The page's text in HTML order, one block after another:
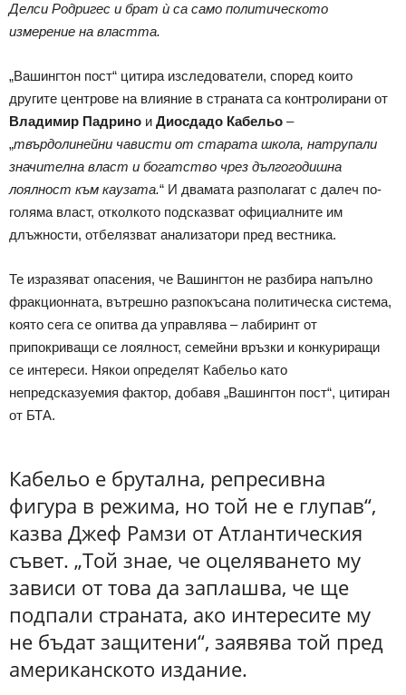
Делси Родригес и брат ѝ са само политическото
измерение на властта.
„Вашингтон пост“ цитира изследователи, според които
другите центрове на влияние в страната са контролирани от
Владимир Падрино и Диосдадо Кабельо –
„твърдолинейни чависти от старата школа, натрупали
значителна власт и богатство чрез дългогодишна
лоялност към каузата.“ И двамата разполагат с далеч по-
голяма власт, отколкото подсказват официалните им
длъжности, отбелязват анализатори пред вестника.
Те изразяват опасения, че Вашингтон не разбира напълно
фракционната, вътрешно разпокъсана политическа система,
която сега се опитва да управлява – лабиринт от
припокриващи се лоялност, семейни връзки и конкуриращи
се интереси. Някои определят Кабельо като
непредсказуемия фактор, добавя „Вашингтон пост“, цитиран
от БТА.
Кабельо е брутална, репресивна
фигура в режима, но той не е глупав“,
казва Джеф Рамзи от Атлантическия
съвет. „Той знае, че оцеляването му
зависи от това да заплашва, че ще
подпали страната, ако интересите му
не бъдат защитени“, заявява той пред
американското издание.